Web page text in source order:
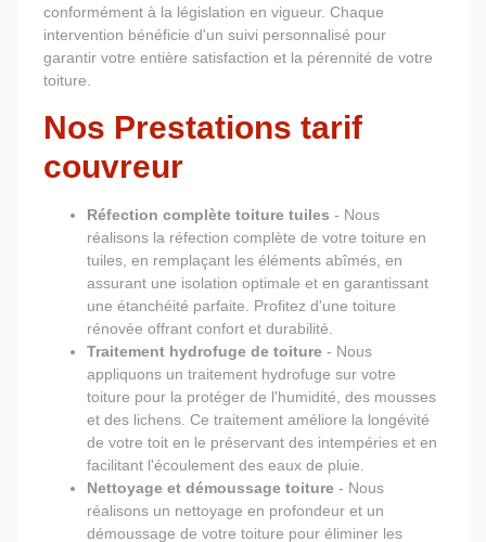
conformément à la législation en vigueur. Chaque
intervention bénéficie d'un suivi personnalisé pour
garantir votre entière satisfaction et la pérennité de votre
toiture.
Nos Prestations tarif
couvreur
Réfection complète toiture tuiles - Nous
réalisons la réfection complète de votre toiture en
tuiles, en remplaçant les éléments abîmés, en
assurant une isolation optimale et en garantissant
une étanchéité parfaite. Profitez d'une toiture
rénovée offrant confort et durabilité.
Traitement hydrofuge de toiture - Nous
appliquons un traitement hydrofuge sur votre
toiture pour la protéger de l'humidité, des mousses
et des lichens. Ce traitement améliore la longévité
de votre toit en le préservant des intempéries et en
facilitant l'écoulement des eaux de pluie.
Nettoyage et démoussage toiture - Nous
réalisons un nettoyage en profondeur et un
démoussage de votre toiture pour éliminer les